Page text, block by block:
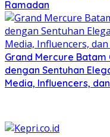
Ramadan
Grand Mercure
dengan Sentuhan
Media, Influencers,